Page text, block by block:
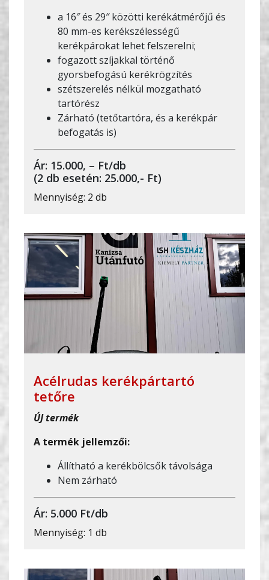
a 16″ és 29″ közötti kerékátmérőjű és
80 mm-es kerékszélességű
kerékpárokat lehet felszerelni;
fogazott szíjakkal történő
gyorsbefogású kerékrögzítés
szétszerelés nélkül mozgatható
tartórész
Zárható (tetőtartóra, és a kerékpár
befogatás is)
Ár: 15.000, – Ft/db
(2 db esetén: 25.000,- Ft)
Mennyiség: 2 db
Acélrudas kerékpártartó
tetőre
ÚJ termék
A termék jellemzői:
Állítható a kerékbölcsők távolsága
Nem zárható
Ár: 5.000 Ft/db
Mennyiség: 1 db